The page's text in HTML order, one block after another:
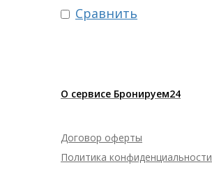
Сравнить
О сервисе Бронируем24
Договор оферты
Политика конфиденциальности